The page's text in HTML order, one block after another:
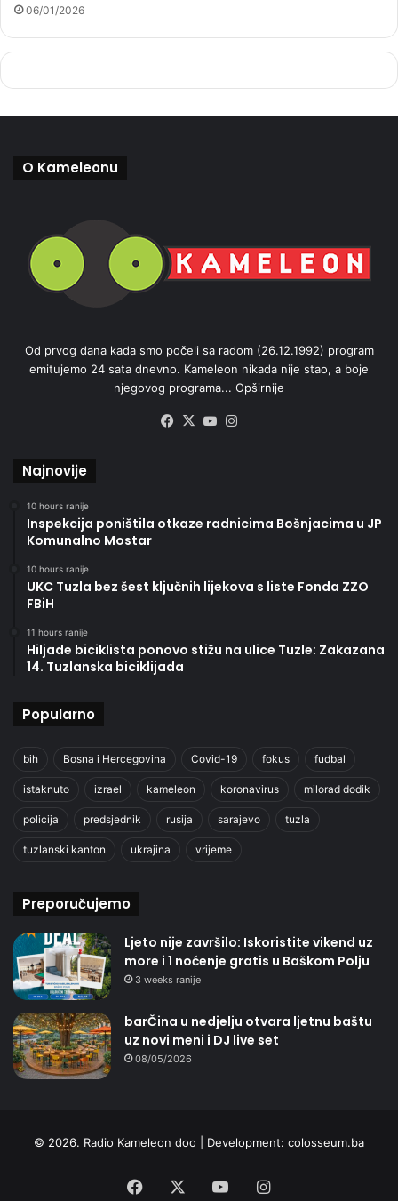
06/01/2026
O Kameleonu
Od prvog dana kada smo počeli sa radom (26.12.1992) program
emitujemo 24 sata dnevno. Kameleon nikada nije stao, a boje
njegovog programa... Opširnije
Facebook
X YouTube
Najnovije
10 hours ranije
Inspekcija poništila otkaze radnicima Bošnjacima u JP
Komunalno Mostar
10 hours ranije
UKC Tuzla bez šest ključnih lijekova s liste Fonda ZZO
FBiH
11 hours ranije
Hiljade biciklista ponovo stižu na ulice Tuzle: Zakazana
14. Tuzlanska biciklijada
Popularno
bih Bosna i Hercegovina Covid-19 fokus fudbal
istaknuto izrael kameleon koronavirus milorad dodik
policija predsjednik rusija sarajevo tuzla
tuzlanski kanton ukrajina vrijeme
Preporučujemo
Ljeto nije završilo: Iskoristite vikend uz
more i 1 noćenje gratis u Baškom Polju
3 weeks ranije
barČina u nedjelju otvara ljetnu baštu
uz novi meni i DJ live set
08/05/2026
© 2026. Radio Kameleon doo | Development: colosseum.ba
Facebook YouTubeInstagram